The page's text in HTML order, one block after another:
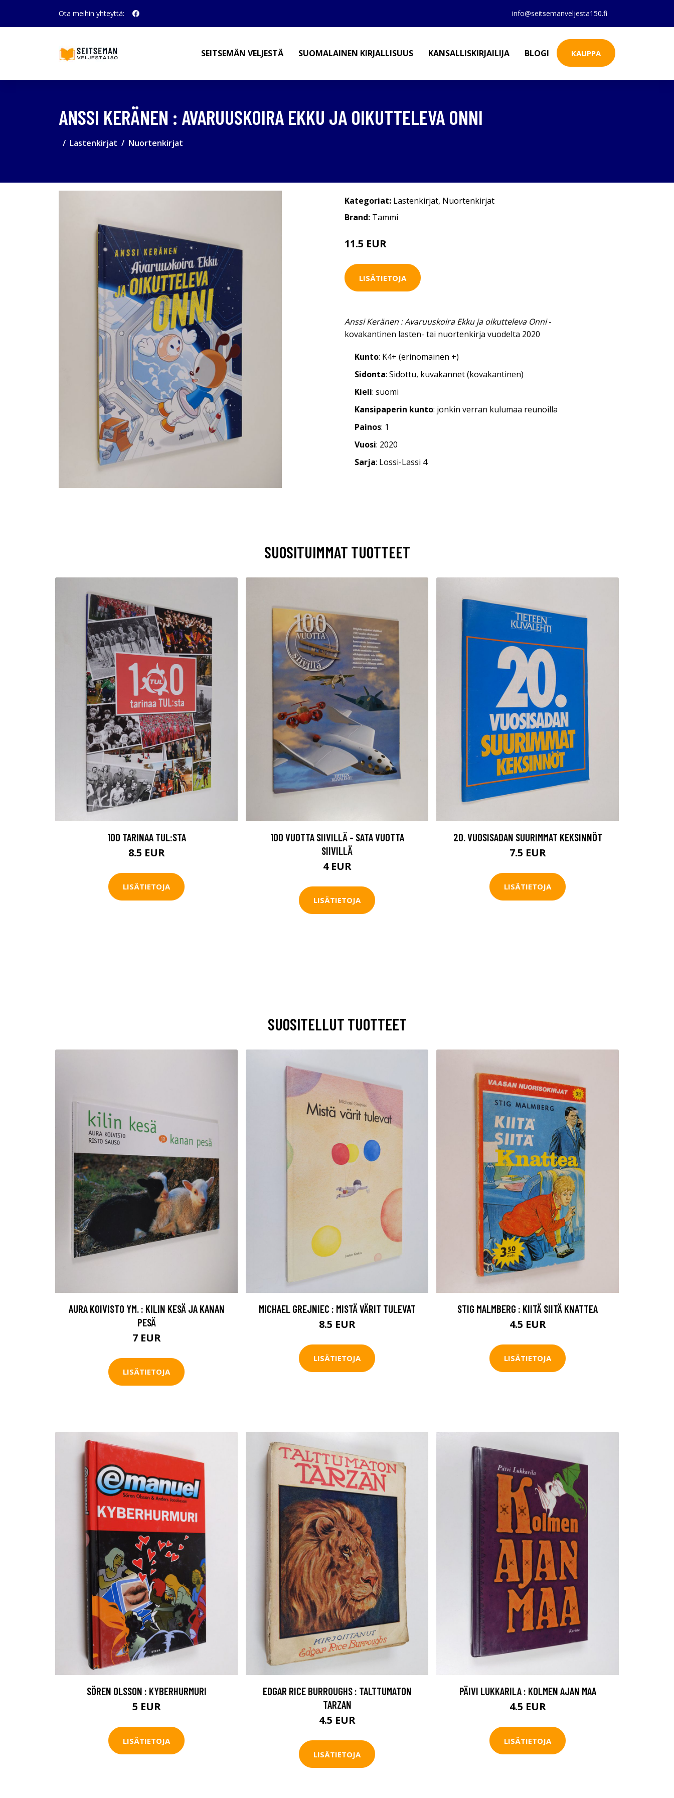
Ota meihin yhteyttä: info@seitsemanveljesta150.fi
SEITSEMÄN VELJESTÄ SUOMALAINEN KIRJALLISUUS KANSALLISKIRJAILIJA BLOGI KAUPPA
ANSSI KERÄNEN : AVARUUSKOIRA EKKU JA OIKUTTELEVA ONNI
Lastenkirjat Nuortenkirjat
Kategoriat: Lastenkirjat, Nuortenkirjat
Brand: Tammi
11.5 EUR
LISÄTIETOJA
Anssi Keränen : Avaruuskoira Ekku ja oikutteleva Onni-
kovakantinen lasten- tai nuortenkirja vuodelta 2020
Kunto: K4+ (erinomainen +)
Sidonta: Sidottu, kuvakannet (kovakantinen)
Kieli: suomi
Kansipaperin kunto: jonkin verran kulumaa reunoilla
Painos: 1
Vuosi: 2020
Sarja: Lossi-Lassi 4
SUOSITUIMMAT TUOTTEET
100 TARINAA TUL:STA
8.5 EUR
LISÄTIETOJA
100 VUOTTA SIIVILLÄ - SATA VUOTTA
SIIVILLÄ
4 EUR
LISÄTIETOJA
20. VUOSISADAN SUURIMMAT KEKSINNÖT
7.5 EUR
LISÄTIETOJA
SUOSITELLUT TUOTTEET
AURA KOIVISTO YM. : KILIN KESÄ JA KANAN
PESÄ
7 EUR
LISÄTIETOJA
MICHAEL GREJNIEC : MISTÄ VÄRIT TULEVAT
8.5 EUR
LISÄTIETOJA
STIG MALMBERG : KIITÄ SIITÄ KNATTEA
4.5 EUR
LISÄTIETOJA
SÖREN OLSSON : KYBERHURMURI
5 EUR
LISÄTIETOJA
EDGAR RICE BURROUGHS : TALTTUMATON
TARZAN
4.5 EUR
LISÄTIETOJA
PÄIVI LUKKARILA : KOLMEN AJAN MAA
4.5 EUR
LISÄTIETOJA